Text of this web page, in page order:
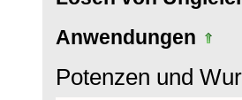
Anwendungen
Potenzen und